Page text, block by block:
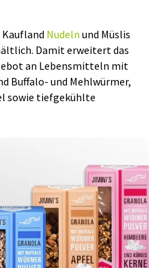
Kaufland Nudeln und Müslis
Damit erweitert das
an Lebensmitteln mit
Buffalo- und Mehlwürmer,
sowie tiefgekühlte